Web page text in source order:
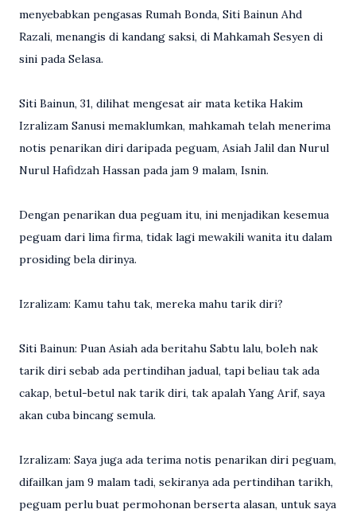
menyebabkan pengasas Rumah Bonda, Siti Bainun Ahd
Razali, menangis di kandang saksi, di Mahkamah Sesyen di
sini pada Selasa.
Siti Bainun, 31, dilihat mengesat air mata ketika Hakim
Izralizam Sanusi memaklumkan, mahkamah telah menerima
notis penarikan diri daripada peguam, Asiah Jalil dan Nurul
Nurul Hafidzah Hassan pada jam 9 malam, Isnin.
Dengan penarikan dua peguam itu, ini menjadikan kesemua
peguam dari lima firma, tidak lagi mewakili wanita itu dalam
prosiding bela dirinya.
Izralizam: Kamu tahu tak, mereka mahu tarik diri?
Siti Bainun: Puan Asiah ada beritahu Sabtu lalu, boleh nak
tarik diri sebab ada pertindihan jadual, tapi beliau tak ada
cakap, betul-betul nak tarik diri, tak apalah Yang Arif, saya
akan cuba bincang semula.
Izralizam: Saya juga ada terima notis penarikan diri peguam,
difailkan jam 9 malam tadi, sekiranya ada pertindihan tarikh,
peguam perlu buat permohonan berserta alasan, untuk saya